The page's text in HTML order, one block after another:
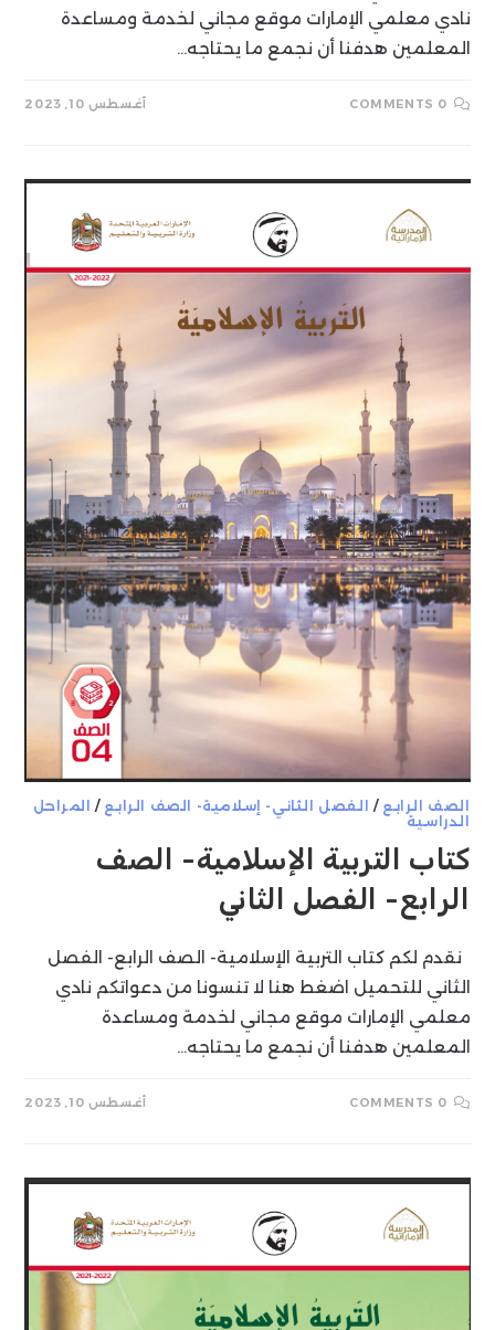
نادي معلمي الإمارات موقع مجاني لخدمة ومساعدة
المعلمين هدفنا أن نجمع ما يحتاجه…
0 COMMENTS أغسطس 10, 2023
الصف الرابع / الفصل الثاني- إسلامية- الصف الرابع /
المراحل
الدراسية
كتاب التربية الإسلامية- الصف
الرابع- الفصل الثاني
نقدم لكم كتاب التربية الإسلامية- الصف الرابع- الفصل
الثاني للتحميل اضغط هنا لا تنسونا من دعواتكم نادي
معلمي الإمارات موقع مجاني لخدمة ومساعدة
المعلمين هدفنا أن نجمع ما يحتاجه…
0 COMMENTS أغسطس 10, 2023